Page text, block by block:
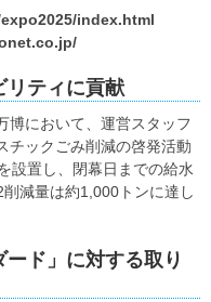
index.html
リティに貢献
博において、運営スタッフ
チックごみ削減の啓発活動
設置し、閉幕日までの給水
減量は約1,000トンに達し
ード」に対する取り